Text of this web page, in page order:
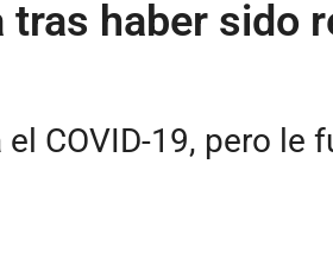
haber sido
COVID-19, pero le